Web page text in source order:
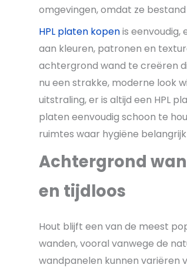
omgevingen, omdat ze
HPL platen kopenis eenvoudig,
aan kleuren, patronen en
achtergrond wand te creëren
nu een strakke, moderne look
uitstraling, er is altijd een HPL
platen eenvoudig schoon te
ruimtes waar hygiëne
Achtergrond
en tijdloos
Hout blijft een van de meest
wanden, vooral vanwege de
wandpanelen kunnen variëren